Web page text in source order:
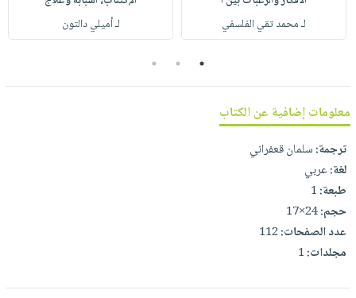
صابون
أطفال
فيديوهات
أسئلة
طرحها
خدمات
نيل
وفرات
انشر
كتابك
تواصل
معنا
التسوق
نشرة
الإصدارات
لـ محمد تقي الفلسفي
لـ أميلي دالتون
1
2
3
معلومات إضافية عن الكتاب
ترجمة:سلمان قعفراني
لغة:عربي
طبعة:1
حجم:24×17
عدد الصفحات:112
مجلدات:1